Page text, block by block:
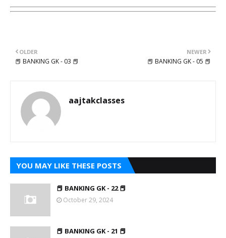
NEWER
📕 BANKING GK - 05 📕
OLDER
📕 BANKING GK - 03 📕
aajtakclasses
YOU MAY LIKE THESE POSTS
📕 BANKING GK - 22 📕
October 29, 2024
📕 BANKING GK - 21 📕